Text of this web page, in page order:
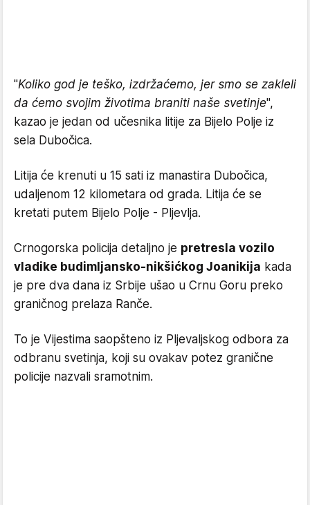
"Koliko god je teško, izdržaćemo, jer smo se zakleli
da ćemo svojim životima braniti naše svetinje",
kazao je jedan od učesnika litije za Bijelo Polje iz
sela Dubočica.
Litija će krenuti u 15 sati iz manastira Dubočica,
udaljenom 12 kilometara od grada. Litija će se
kretati putem Bijelo Polje - Pljevlja.
Crnogorska policija detaljno je pretresla vozilo
vladike budimljansko-nikšićkog Joanikija kada
je pre dva dana iz Srbije ušao u Crnu Goru preko
graničnog prelaza Ranče.
To je Vijestima saopšteno iz Pljevaljskog odbora za
odbranu svetinja, koji su ovakav potez granične
policije nazvali sramotnim.